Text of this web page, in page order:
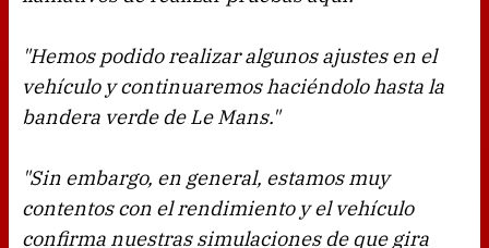
"Hemos podido realizar algunos ajustes en el
vehículo y continuaremos haciéndolo hasta la
bandera verde de Le Mans."
"Sin embargo, en general, estamos muy
contentos con el rendimiento y el vehículo
confirma nuestras simulaciones de que gira